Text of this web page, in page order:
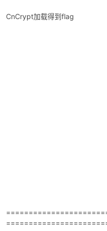
CnCrypt加载得到flag